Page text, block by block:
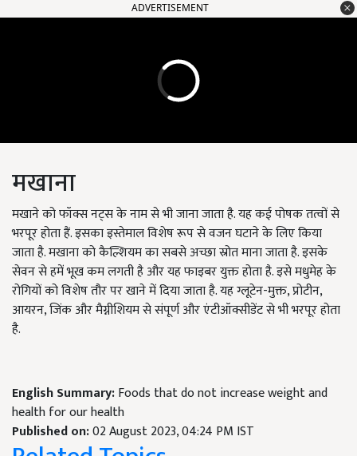
ADVERTISEMENT
मखाना
मखाने को फॉक्स नट्स के नाम से भी जाना जाता है. यह कई पोषक तत्वों से
भरपूर होता हैं. इसका इस्तेमाल विशेष रूप से वजन घटाने के लिए किया
जाता है. मखाना को कैल्शियम का सबसे अच्छा स्रोत माना जाता है. इसके
सेवन से हमें भूख कम लगती है और यह फाइबर युक्त होता है. इसे मधुमेह के
रोगियों को विशेष तौर पर खाने में दिया जाता है. यह ग्लूटेन-मुक्त,प्रोटीन,
आयरन,जिंक और मैग्नीशियम से संपूर्ण और एंटीऑक्सीडेंट से भी भरपूर होता
है.
English Summary:Foods that do not increase weight and
health for our health
Published on:02 August 2023, 04:24 PM IST